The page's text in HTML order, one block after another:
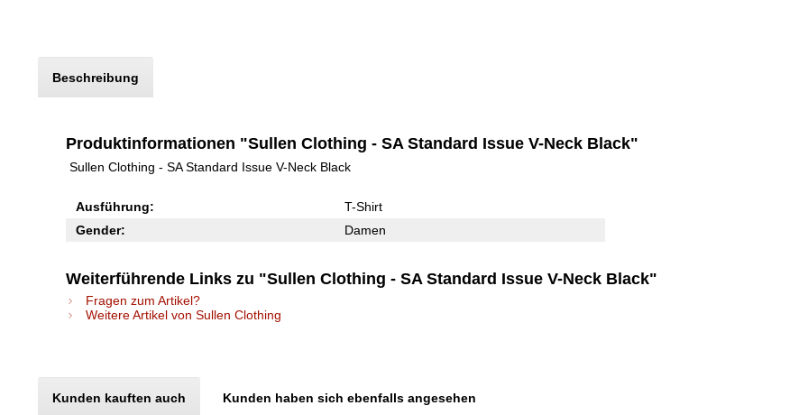
Beschreibung
Produktinformationen "Sullen Clothing - SA Standard Issue V-Neck Black"
Sullen Clothing - SA Standard Issue V-Neck Black
Ausführung:
T-Shirt
Gender:
Damen
Weiterführende Links zu "Sullen Clothing - SA Standard Issue V-Neck Black"
Fragen zum Artikel?
Weitere Artikel von Sullen Clothing
Kunden kauften auch Kunden haben sich ebenfalls angesehen